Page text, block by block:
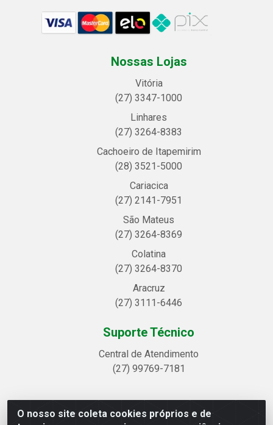
O nosso site coleta cookies próprios e de
Nossas Lojas
Vitória
(27) 3347-1000
Linhares
(27) 3264-8383
Cachoeiro de Itapemirim
(28) 3521-5000
Cariacica
(27) 2141-7951
São Mateus
(27) 3264-8369
Colatina
(27) 3264-8370
Aracruz
(27) 3111-6446
Suporte Técnico
Central de Atendimento
(27) 99769-7181
Linhavix Distribuidora LTDA - Avenida Alegre, 2521 -